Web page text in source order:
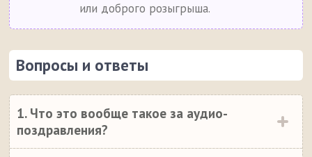
или доброго розыгрыша.
Вопросы и ответы
1. Что это вообще такое за аудио-
поздравления?